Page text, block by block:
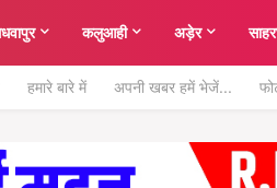
कलुआही अड़ेर
हमारे बारे में अपनी खबर हमें भेजें...